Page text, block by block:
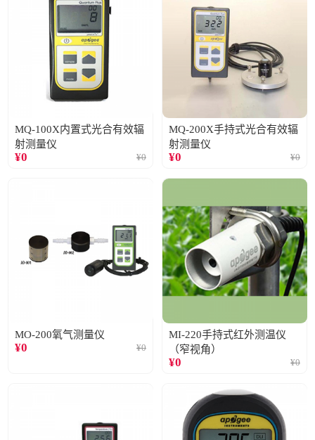
MQ-100X内置式光合有效辐
射测量仪
¥0 ¥0
MQ-200X手持式光合有效辐
射测量仪
¥0 ¥0
MO-200氧气测量仪
¥0 ¥0
MI-220手持式红外测温仪
（窄视角）
¥0 ¥0